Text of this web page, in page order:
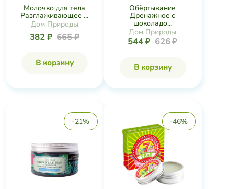
Молочко для тела
Разглаживающее ...
Дом Природы
382 ₽ 665 ₽
В корзину
Обёртывание
Дренажное с
шоколадо...
Дом Природы
544 ₽ 626 ₽
В корзину
-21% -46%